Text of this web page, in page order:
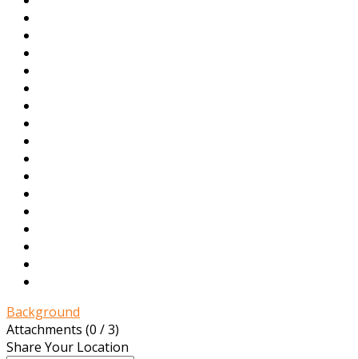
Background
Attachments (0 / 3)
Share Your Location